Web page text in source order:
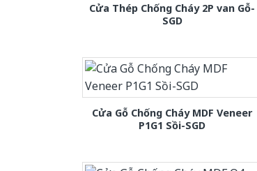
Cửa Thép Chống Cháy 2P van Gỗ-
SGD
Cửa Gỗ Chống Cháy MDF Veneer
P1G1 Sồi-SGD